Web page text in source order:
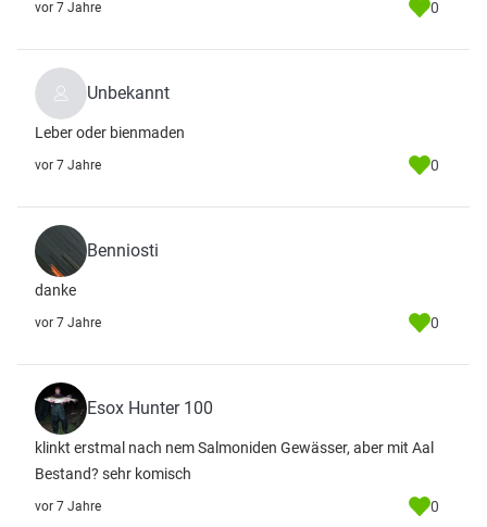
vor 7 Jahre 0
Unbekannt
Leber oder bienmaden
vor 7 Jahre 0
Benniosti
danke
vor 7 Jahre 0
Esox Hunter 100
klinkt erstmal nach nem Salmoniden Gewässer, aber mit Aal
Bestand? sehr komisch
vor 7 Jahre 0